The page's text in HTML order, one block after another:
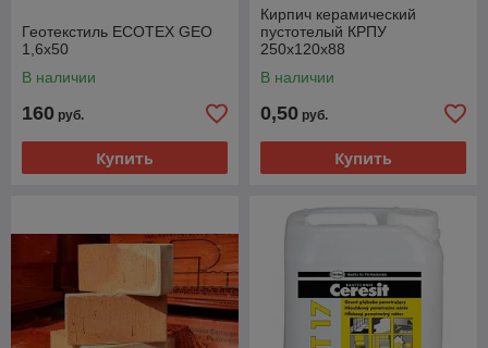
Геотекстиль ECOTEX GEO
1,6x50
В наличии
160 руб.
Купить
Кирпич керамический
пустотелый КРПУ
250х120х88
В наличии
0,50 руб.
Купить